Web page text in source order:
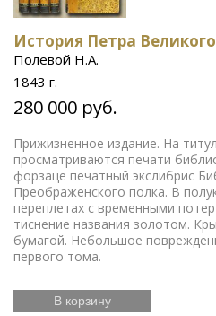
История Петра
Полевой Н.А.
1843 г.
280 000 руб.
Прижизненное издание. На
просматриваются печати
форзаце печатный экслибрис
Преображенского полка. В
переплетах с временными
тиснение названия золотом.
бумагой. Небольшое
первого тома.
В корзину